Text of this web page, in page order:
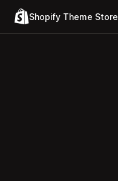
Shopify Theme Store